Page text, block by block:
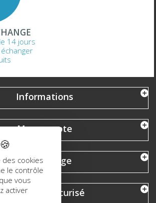
14 jours
Informations
Mon compte
Mediabadge
Paiement sécurisé
des cookies
le contrôle
vous
activer